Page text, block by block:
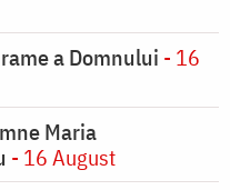
a Domnului - 16
Maria
- 16 August